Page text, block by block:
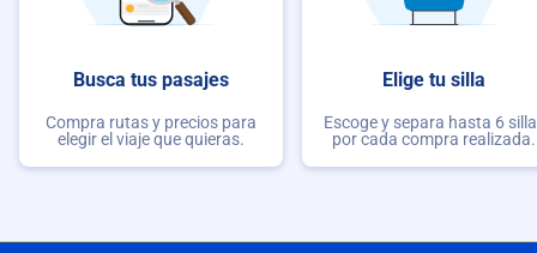
Busca tus pasajes
Compra rutas y precios para
elegir el viaje que quieras.
Elige tu silla
Escoge y separa hasta 6
por cada compra realizada.